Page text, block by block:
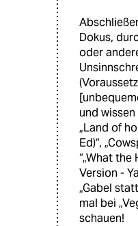
Dokus,
oder
und wissen
„Land of
Ed)“,
“„What the
Version -
„Gabel
mal bei
schauen!